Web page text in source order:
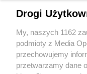
Wydawca mediów
Drogi
My, naszych 1162
podmioty z Media
przechowujemy
przetwarzamy dane